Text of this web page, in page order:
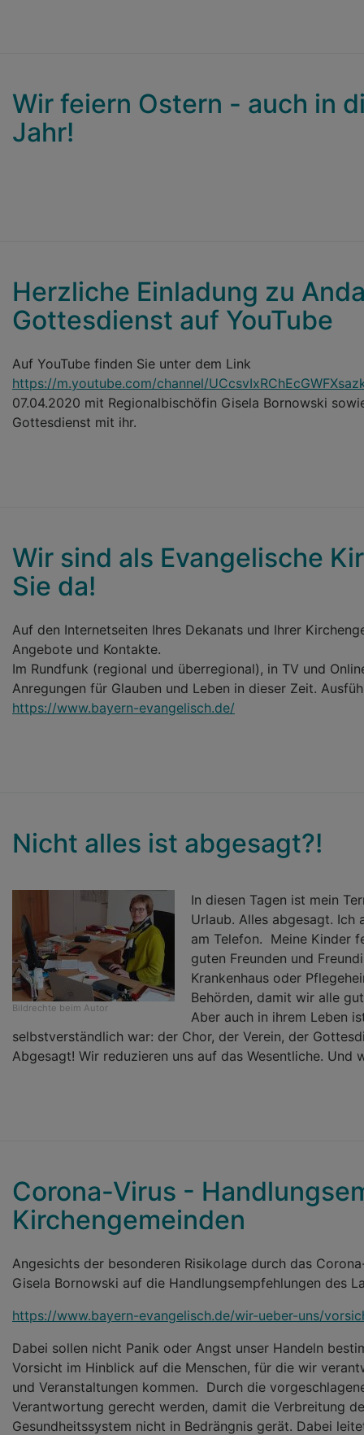
Wir feiern Ostern - auch in
Jahr!
Herzliche Einladung zu
Gottesdienst auf YouTube
Auf YouTube finden Sie unter dem Link
https://m.youtube.com/channel/
07.04.2020 mit Regionalbischöfin Gisela Bornowski
Gottesdienst mit ihr.
Wir sind als Evangelische
Sie da!
Auf den Internetseiten Ihres Dekanats und Ihrer
Angebote und Kontakte.
Im Rundfunk (regional und überregional), in TV und
Anregungen für Glauben und Leben in dieser Zeit.
https://www.bayern-evangelisch.de/
Nicht alles ist abgesagt?!
Bildrechte beim Autor
In diesen Tagen ist mein
Urlaub. Alles abgesagt. Ich
am Telefon. Meine Kinder
guten Freunden und
Krankenhaus oder
Behörden, damit wir alle
Aber auch in ihrem Leben
selbstverständlich war: der Chor, der Verein, der
Abgesagt! Wir reduzieren uns auf das Wesentliche. Und
Corona-Virus -
Kirchengemeinden
Angesichts der besonderen Risikolage durch das
Gisela Bornowski auf die Handlungsempfehlungen des
https://www.bayern-evangelisch.de/wir-ueber-uns/
Dabei sollen nicht Panik oder Angst unser Handeln
Vorsicht im Hinblick auf die Menschen, für die wir
und Veranstaltungen kommen. Durch die
Verantwortung gerecht werden, damit die Verbreitung
Gesundheitssystem nicht in Bedrängnis gerät. Dabei